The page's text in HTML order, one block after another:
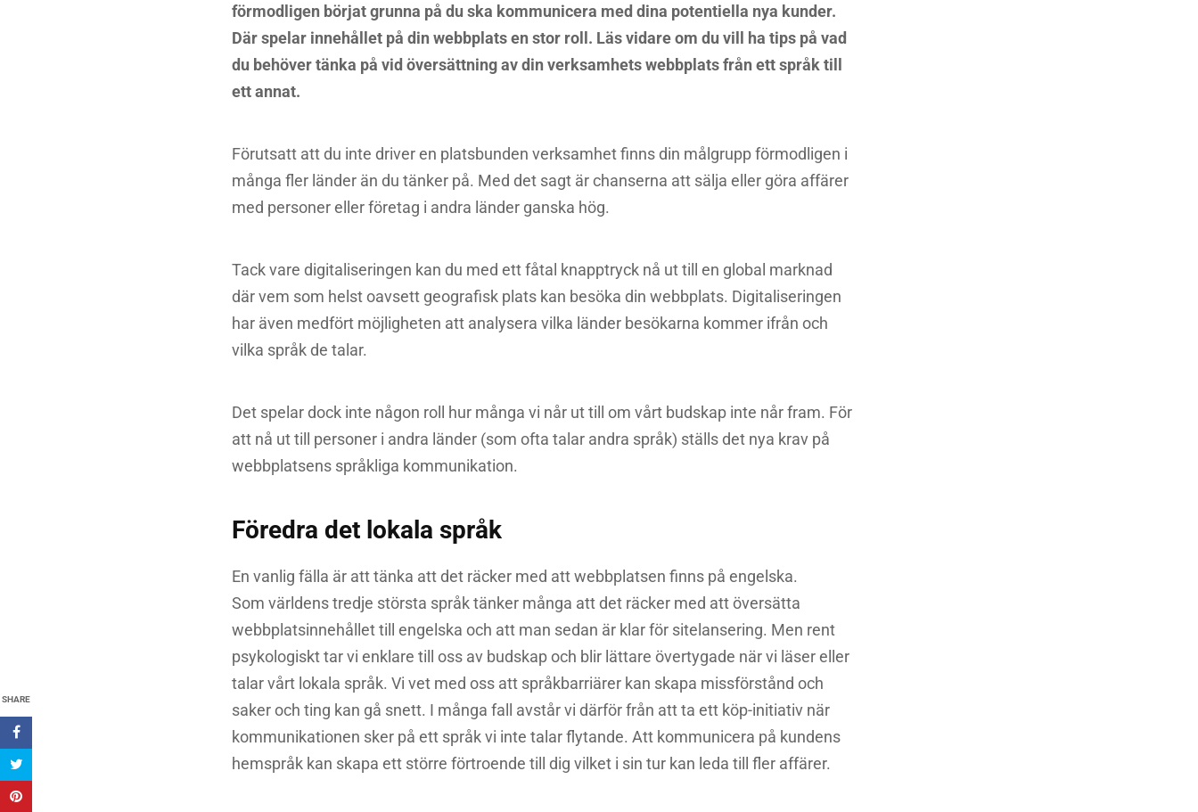
SHARE
förmodligen börjat grunna på du ska kommunicera med dina potentiella nya kunder.
Där spelar innehållet på din webbplats en stor roll. Läs vidare om du vill ha tips på vad
du behöver tänka på vid översättning av din verksamhets webbplats från ett språk till
ett annat.
Förutsatt att du inte driver en platsbunden verksamhet finns din målgrupp förmodligen i
många fler länder än du tänker på. Med det sagt är chanserna att sälja eller göra affärer
med personer eller företag i andra länder ganska hög.
Tack vare digitaliseringen kan du med ett fåtal knapptryck nå ut till en global marknad
där vem som helst oavsett geografisk plats kan besöka din webbplats. Digitaliseringen
har även medfört möjligheten att analysera vilka länder besökarna kommer ifrån och
vilka språk de talar.
Det spelar dock inte någon roll hur många vi når ut till om vårt budskap inte når fram. För
att nå ut till personer i andra länder (som ofta talar andra språk) ställs det nya krav på
webbplatsens språkliga kommunikation.
Föredra det lokala språk
En vanlig fälla är att tänka att det räcker med att webbplatsen finns på engelska.
Som världens tredje största språk tänker många att det räcker med att översätta
webbplatsinnehållet till engelska och att man sedan är klar för sitelansering. Men rent
psykologiskt tar vi enklare till oss av budskap och blir lättare övertygade när vi läser eller
talar vårt lokala språk. Vi vet med oss att språkbarriärer kan skapa missförstånd och
saker och ting kan gå snett. I många fall avstår vi därför från att ta ett köp-initiativ när
kommunikationen sker på ett språk vi inte talar flytande. Att kommunicera på kundens
hemspråk kan skapa ett större förtroende till dig vilket i sin tur kan leda till fler affärer.